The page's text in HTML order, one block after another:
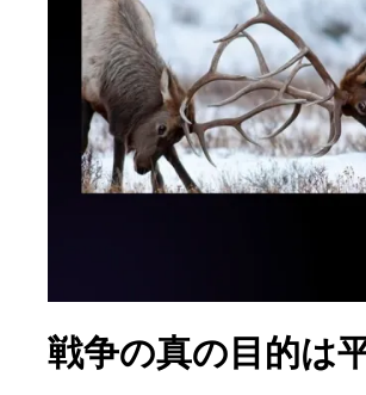
戦争の真の目的は